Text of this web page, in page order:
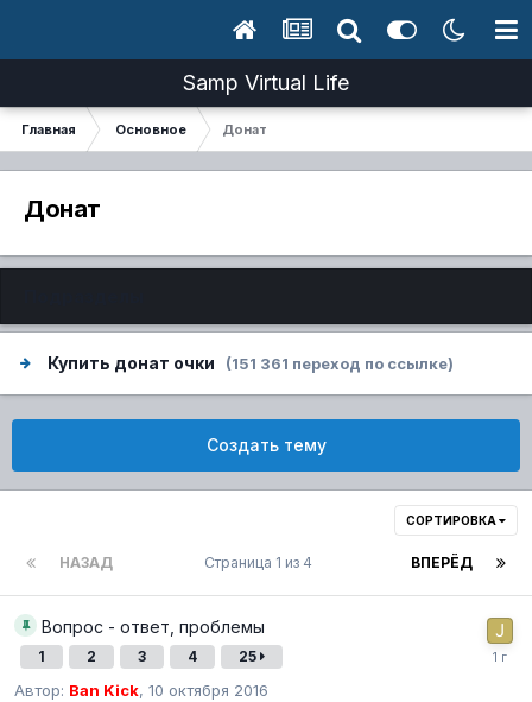
Samp Virtual Life
Главная Основное Донат
Донат
Купить донат очки (151 361 переход по ссылке)
Создать тему
СОРТИРОВКА
НАЗАД ВПЕРЁД
Страница 1 из 4
Вопрос - ответ, проблемы
1 2 3 4 25
Автор: Ban Kick, 10 октября 2016